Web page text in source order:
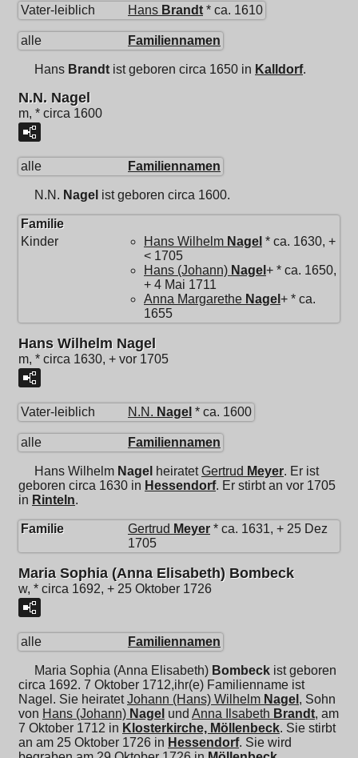
Vater-leiblich Hans Brandt * ca. 1610
alle Familiennamen
Hans Brandt ist geboren circa 1650 in Kalldorf.
N.N. Nagel
m, * circa 1600
alle Familiennamen
N.N. Nagel ist geboren circa 1600.
Familie
Kinder
Hans Wilhelm Nagel * ca. 1630, +
< 1705
Hans (Johann) Nagel + * ca. 1650,
+ 4 Mai 1711
Anna Margarethe Nagel + * ca.
1655
Hans Wilhelm Nagel
m, * circa 1630, + vor 1705
Vater-leiblich N.N. Nagel * ca. 1600
alle Familiennamen
Hans Wilhelm Nagel heiratetGertrud Meyer. Er ist
geboren circa 1630 in Hessendorf. Er stirbt an vor 1705
in Rinteln.
Familie Gertrud Meyer * ca. 1631, + 25 Dez
1705
Maria Sophia (Anna Elisabeth) Bombeck
w, * circa 1692, + 25 Oktober 1726
alle Familiennamen
Maria Sophia (Anna Elisabeth) Bombeck ist geboren
circa 1692. 7 Oktober 1712,ihr(e) Familienname ist
Nagel. Sie heiratetJohann (Hans) Wilhelm Nagel , Sohn
von Hans (Johann) Nagel und Anna Ilsabeth Brandt, am
7 Oktober 1712 in Klosterkirche, Möllenbeck. Sie stirbt
an am 25 Oktober 1726 in Hessendorf. Sie wird